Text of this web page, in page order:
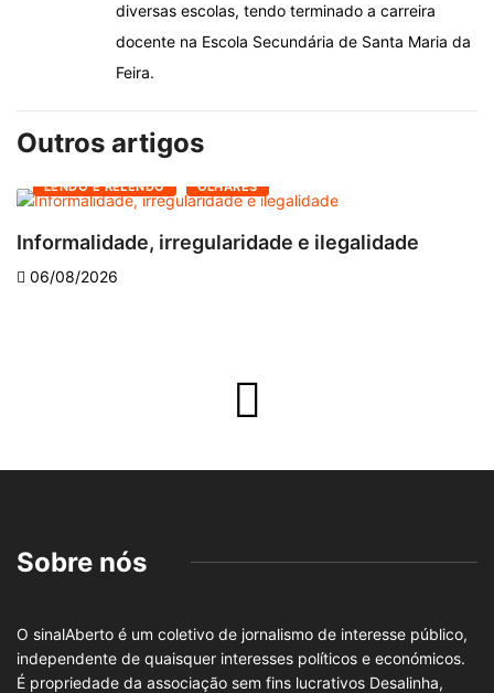
diversas escolas, tendo terminado a carreira
docente na Escola Secundária de Santa Maria da
Feira.
Outros artigos
LENDO E RELENDO OLHARES
Informalidade, irregularidade e ilegalidade
06/08/2026
Sobre nós
O sinalAberto é um coletivo de jornalismo de interesse público,
independente de quaisquer interesses políticos e económicos.
É propriedade da associação sem fins lucrativos Desalinha,